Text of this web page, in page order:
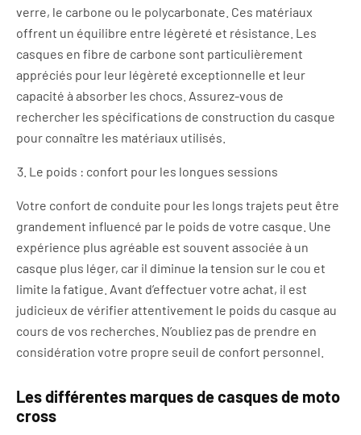
verre, le carbone ou le polycarbonate. Ces matériaux
offrent un équilibre entre légèreté et résistance. Les
casques en fibre de carbone sont particulièrement
appréciés pour leur légèreté exceptionnelle et leur
capacité à absorber les chocs. Assurez-vous de
rechercher les spécifications de construction du casque
pour connaître les matériaux utilisés.
Le poids : confort pour les longues sessions
Votre confort de conduite pour les longs trajets peut être
grandement influencé par le poids de votre casque. Une
expérience plus agréable est souvent associée à un
casque plus léger, car il diminue la tension sur le cou et
limite la fatigue. Avant d’effectuer votre achat, il est
judicieux de vérifier attentivement le poids du casque au
cours de vos recherches. N’oubliez pas de prendre en
considération votre propre seuil de confort personnel.
Les différentes marques de casques de moto
cross